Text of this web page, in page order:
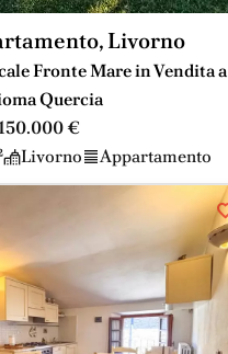
Livorno
Fronte Mare in Vendita a
Quercia
€
Livorno Appartamento